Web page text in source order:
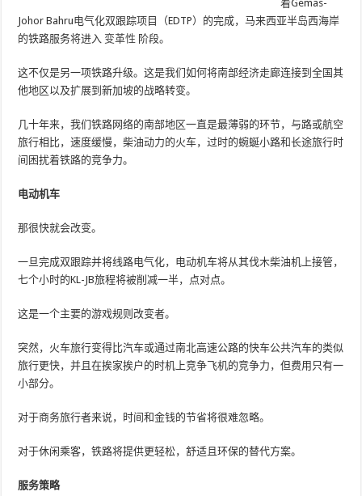
着Gemas-
Johor Bahru电气化双跟踪项目（EDTP）的完成，马来西亚半岛西海岸
的铁路服务将进入 变革性 阶段。
这不仅是另一项铁路升级。这是我们如何将南部经济走廊连接到全国其
他地区以及扩展到新加坡的战略转变。
几十年来，我们铁路网络的南部地区一直是最薄弱的环节，与路或航空
旅行相比，速度缓慢，柴油动力的火车，过时的蜿蜒小路和长途旅行时
间困扰着铁路的竞争力。
电动机车
那很快就会改变。
一旦完成双跟踪并将线路电气化，电动机车将从其伐木柴油机上接管，
七个小时的KL-JB旅程将被削减一半，点对点。
这是一个主要的游戏规则改变者。
突然，火车旅行变得比汽车或通过南北高速公路的快车公共汽车的类似
旅行更快，并且在挨家挨户的时机上竞争飞机的竞争力，但费用只有一
小部分。
对于商务旅行者来说，时间和金钱的节省将很难忽略。
对于休闲乘客，铁路将提供更轻松，舒适且环保的替代方案。
服务策略